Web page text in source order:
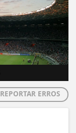
REPORTAR ERROS